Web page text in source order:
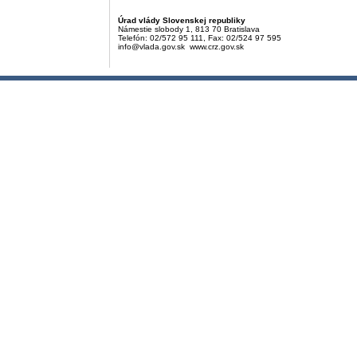
Úrad vlády Slovenskej republiky
Námestie slobody 1, 813 70 Bratislava
Telefón: 02/572 95 111, Fax: 02/524 97 595
info@vlada.gov.sk www.crz.gov.sk